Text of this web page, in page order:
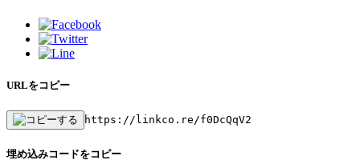
URLをコピー
https://linkco.re/f0DcQqV2
埋め込みコードをコピー